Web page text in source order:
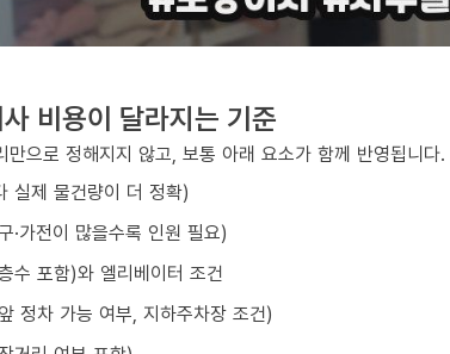
비용이 달라지는 기준
만으로 정해지지 않고, 보통 아래 요소가 함께 반영됩니다.
실제 물건량이 더 정확)
·가전이 많을수록 인원 필요)
수 포함)와 엘리베이터 조건
정차 가능 여부, 지하주차장 조건)